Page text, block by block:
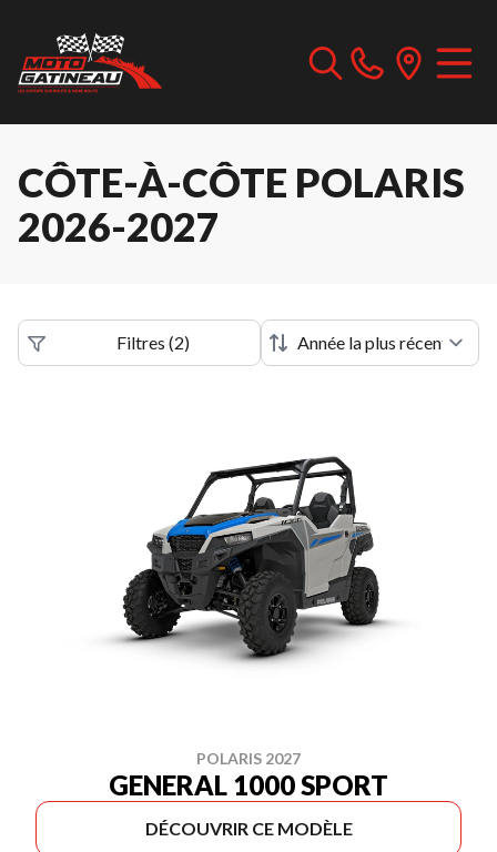
CÔTE-À-CÔTE POLARIS
2026-2027
Filtres (2)
POLARIS 2027
GENERAL 1000 SPORT
DÉCOUVRIR CE MODÈLE